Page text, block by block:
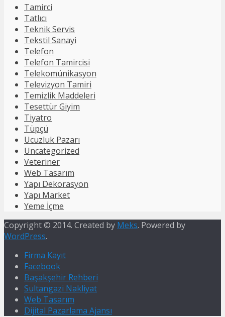
Tamirci
Tatlıcı
Teknik Servis
Tekstil Sanayi
Telefon
Telefon Tamircisi
Telekomünikasyon
Televizyon Tamiri
Temizlik Maddeleri
Tesettür Giyim
Tiyatro
Tüpçü
Ucuzluk Pazarı
Uncategorized
Veteriner
Web Tasarım
Yapı Dekorasyon
Yapı Market
Yeme İçme
Copyright © 2014. Created by Meks. Powered by
WordPress.
Firma Kayıt
Facebook
Başakşehir Rehberi
Sultangazi Nakliyat
Web Tasarım
Dijital Pazarlama Ajansı